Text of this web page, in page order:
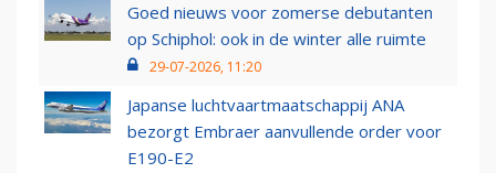
Goed nieuws voor zomerse debutanten
op Schiphol: ook in de winter alle ruimte
29-07-2026, 11:20
Japanse luchtvaartmaatschappij ANA
bezorgt Embraer aanvullende order voor
E190-E2